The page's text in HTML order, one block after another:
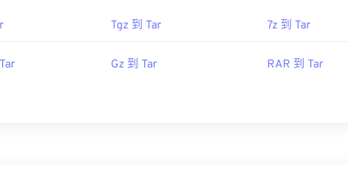
Tgz 到 Tar 7z 到 Tar
Gz 到 Tar RAR 到 Tar